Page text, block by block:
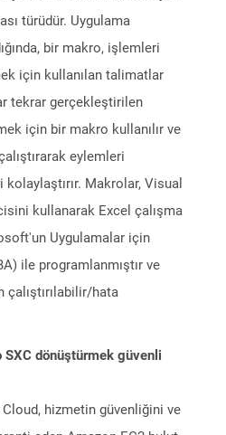
türüdür. Uygulama
bir makro, işlemleri
için kullanılan talimatlar
tekrar gerçekleştirilen
için bir makro kullanılır ve
eylemleri
Makrolar, Visual
kullanarak Excel çalışma
Uygulamalar için
ile programlanmıştır ve
çalıştırılabilir/hata
SXC dönüştürmek güvenli
hizmetin güvenliğini ve